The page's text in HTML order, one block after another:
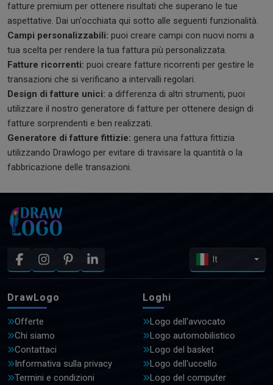
fatture premium per ottenere risultati che superano le tue
aspettative. Dai un'occhiata qui sotto alle seguenti funzionalità.
Campi personalizzabili: puoi creare campi con nuovi nomi a
tua scelta per rendere la tua fattura più personalizzata.
Fatture ricorrenti: puoi creare fatture ricorrenti per gestire le
transazioni che si verificano a intervalli regolari.
Design di fatture unici: a differenza di altri strumenti, puoi
utilizzare il nostro generatore di fatture per ottenere design di
fatture sorprendenti e ben realizzati.
Generatore di fatture fittizie: genera una fattura fittizia
utilizzando Drawlogo per evitare di travisare la quantità o la
fabbricazione delle transazioni.
It
DrawLogo
Offerte
Chi siamo
Contattaci
Informativa sulla privacy
Termini e condizioni
Loghi
Logo dell'avvocato
Logo automobilistico
Logo del basket
Logo dell'uccello
Logo del computer